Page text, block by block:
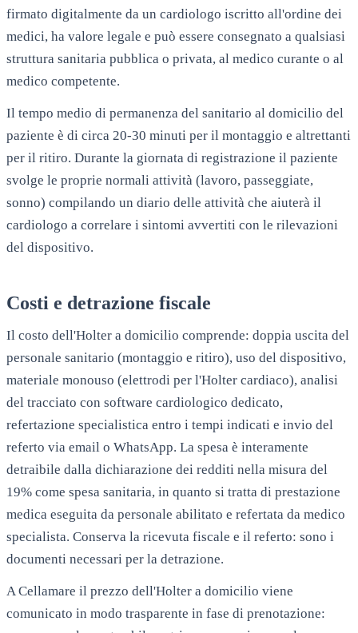
firmato digitalmente da un cardiologo iscritto all'ordine dei
medici, ha valore legale e può essere consegnato a qualsiasi
struttura sanitaria pubblica o privata, al medico curante o al
medico competente.
Il tempo medio di permanenza del sanitario al domicilio del
paziente è di circa 20-30 minuti per il montaggio e altrettanti
per il ritiro. Durante la giornata di registrazione il paziente
svolge le proprie normali attività (lavoro, passeggiate,
sonno) compilando un diario delle attività che aiuterà il
cardiologo a correlare i sintomi avvertiti con le rilevazioni
del dispositivo.
Costi e detrazione fiscale
Il costo dell'Holter a domicilio comprende: doppia uscita del
personale sanitario (montaggio e ritiro), uso del dispositivo,
materiale monouso (elettrodi per l'Holter cardiaco), analisi
del tracciato con software cardiologico dedicato,
refertazione specialistica entro i tempi indicati e invio del
referto via email o WhatsApp. La spesa è interamente
detraibile dalla dichiarazione dei redditi nella misura del
19% come spesa sanitaria, in quanto si tratta di prestazione
medica eseguita da personale abilitato e refertata da medico
specialista. Conserva la ricevuta fiscale e il referto: sono i
documenti necessari per la detrazione.
ACellamare il prezzo dell'Holter a domicilio viene
comunicato in modo trasparente in fase di prenotazione: